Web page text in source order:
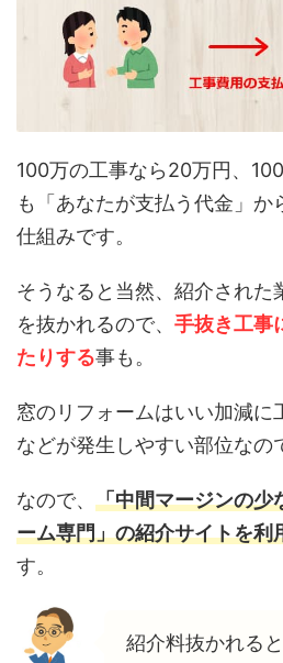
100万の工事なら20万円、
も「あなたが支払う代金」か
仕組みです。
そうなると当然、紹介された
を抜かれるので、 手抜き工事
たりする事も。
窓のリフォームはいい加減に
などが発生しやすい部位なの
なので、 「中間マージンの少
ーム専門」の紹介サイトを利
す。
紹介料抜かれる